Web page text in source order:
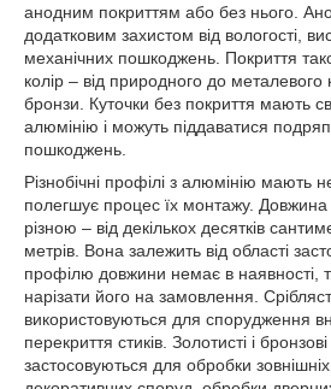
анодним покриттям або без нього.
додатковим захистом від вологості,
механічних пошкоджень. Покриття
колір – від природного до
бронзи. Куточки без покриття мають
алюмінію і можуть піддаватися
пошкоджень.
Різнобічні профілі з алюмінію мають
полегшує процес їх монтажу.
різною – від декількох десятків
метрів. Вона залежить від області
профілю довжини немає в наявності,
нарізати його на замовлення.
використовуються для спорудження
перекриття стиків. Золотисті і
застосовуються для обробки